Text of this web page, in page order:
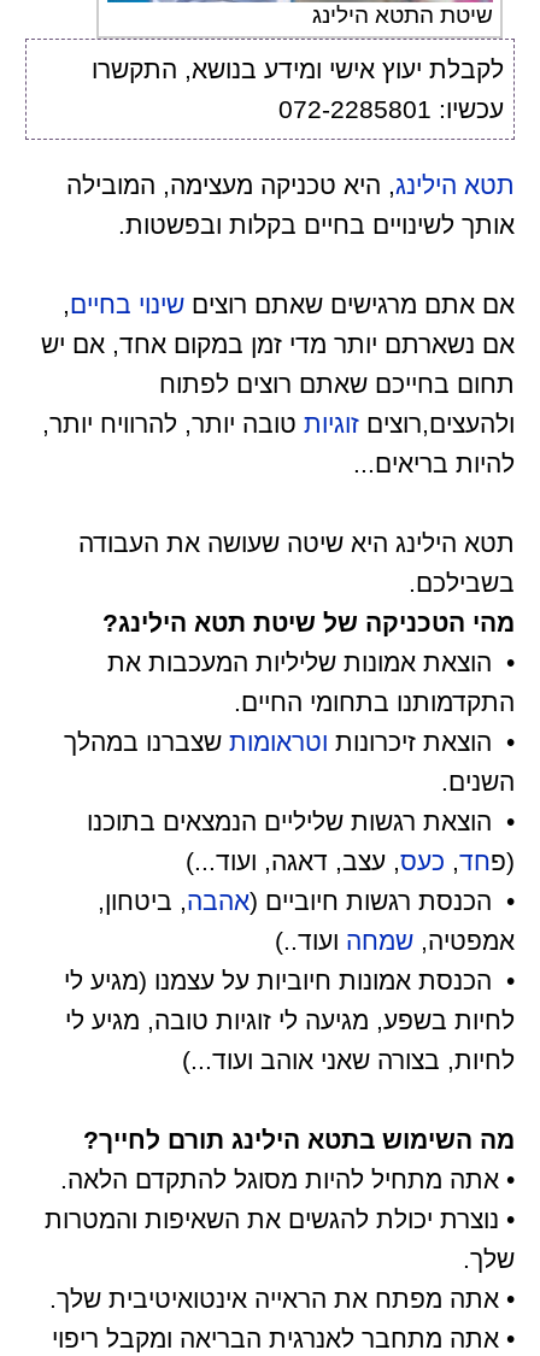
שיטת התטא הילינג
לקבלת יעוץ אישי ומידע בנושא, התקשרו
עכשיו: 072-2285801
תטא הילינג, היא טכניקה מעצימה, המובילה
אותך לשינויים בחיים בקלות ובפשטות.
אם אתם מרגישים שאתם רוצים שינוי בחיים,
אם נשארתם יותר מדי זמן במקום אחד, אם יש
תחום בחייכם שאתם רוצים לפתוח
ולהעצים,רוצים זוגיותטובה יותר, להרוויח יותר,
להיות בריאים...
תטא הילינג היא שיטה שעושה את העבודה
בשבילכם.
מהי הטכניקה של שיטת תטא הילינג?
• הוצאת אמונות שליליות המעכבות את
התקדמותנו בתחומי החיים.
• הוצאת זיכרונות וטראומותשצברנו במהלך
השנים.
• הוצאת רגשות שליליים הנמצאים בתוכנו
(פחד, כעס, עצב, דאגה, ועוד...)
• הכנסת רגשות חיוביים (אהבה, ביטחון,
אמפטיה, שמחה ועוד..)
• הכנסת אמונות חיוביות על עצמנו (מגיע לי
לחיות בשפע, מגיעה לי זוגיות טובה, מגיע לי
לחיות, בצורה שאני אוהב ועוד...)
מה השימוש בתטא הילינג תורם לחייך?
• אתה מתחיל להיות מסוגל להתקדם הלאה.
• נוצרת יכולת להגשים את השאיפות והמטרות
שלך.
• אתה מפתח את הראייה אינטואיטיבית שלך.
• אתה מתחבר לאנרגית הבריאה ומקבל ריפוי